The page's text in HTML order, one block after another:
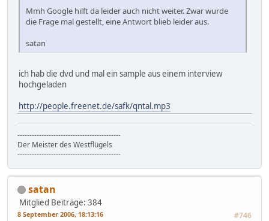
Mmh Google hilft da leider auch nicht weiter. Zwar wurde
die Frage mal gestellt, eine Antwort blieb leider aus.
satan
ich hab die dvd und mal ein sample aus einem interview
hochgeladen
http://people.freenet.de/safk/qntal.mp3
-------------------------------------------
Der Meister des Westflügels
-------------------------------------------
satan
Mitglied Beiträge: 384
8 September 2006, 18:13:16 #746